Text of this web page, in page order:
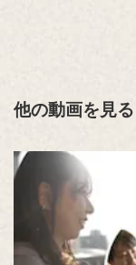
他の動画を見る